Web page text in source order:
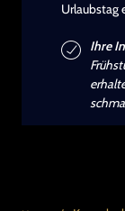
Urlaubstag
Ihre